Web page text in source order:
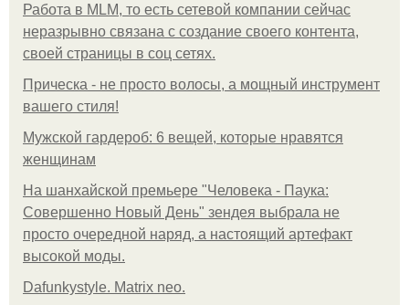
Работа в MLM, то есть сетевой компании сейчас
неразрывно связана с создание своего контента,
своей страницы в соц сетях.
Прическа - не просто волосы, а мощный инструмент
вашего стиля!
Мужской гардероб: 6 вещей, которые нравятся
женщинам
На шанхайской премьере "Человека - Паука:
Совершенно Новый День" зендея выбрала не
просто очередной наряд, а настоящий артефакт
высокой моды.
Dafunkystyle. Matrix neo.